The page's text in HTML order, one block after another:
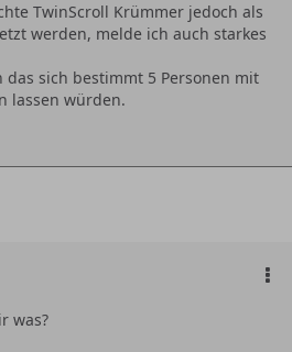
TwinScroll Krümmer jedoch als
werden, melde ich auch starkes
sich bestimmt 5 Personen mit
lassen würden.
was?